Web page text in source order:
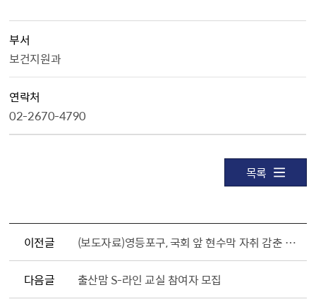
부서
보건지원과
연락처
02-2670-4790
목록
이전글 (보도자료)영등포구, 국회 앞 현수막 자취 감춘 비결은?
다음글 출산맘 S-라인 교실 참여자 모집